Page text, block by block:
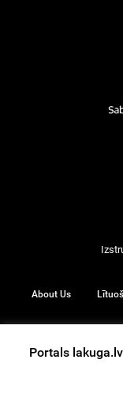
About Us
Portals